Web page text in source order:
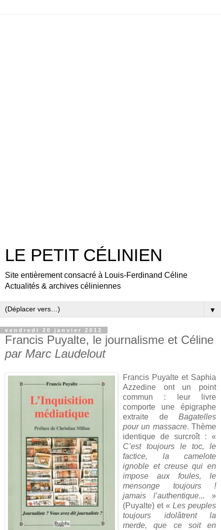
LE PETIT CÉLINIEN
Site entièrement consacré à Louis-Ferdinand Céline
Actualités & archives céliniennes
▼
vendredi 20 janvier 2012
Francis Puyalte, le journalisme et Céline
par Marc Laudelout
Francis Puyalte et Saphia
Azzedine ont un point
commun : leur livre
comporte une épigraphe
extraite de Bagatelles
pour un massacre. Thème
identique de surcroît : «
C’est toujours le toc, le
factice, la camelote
ignoble et creuse qui en
impose aux foules, le
mensonge toujours !
jamais l’authentique... »
(Puyalte) et « Les peuples
toujours idolâtrent la
merde, que ce soit en